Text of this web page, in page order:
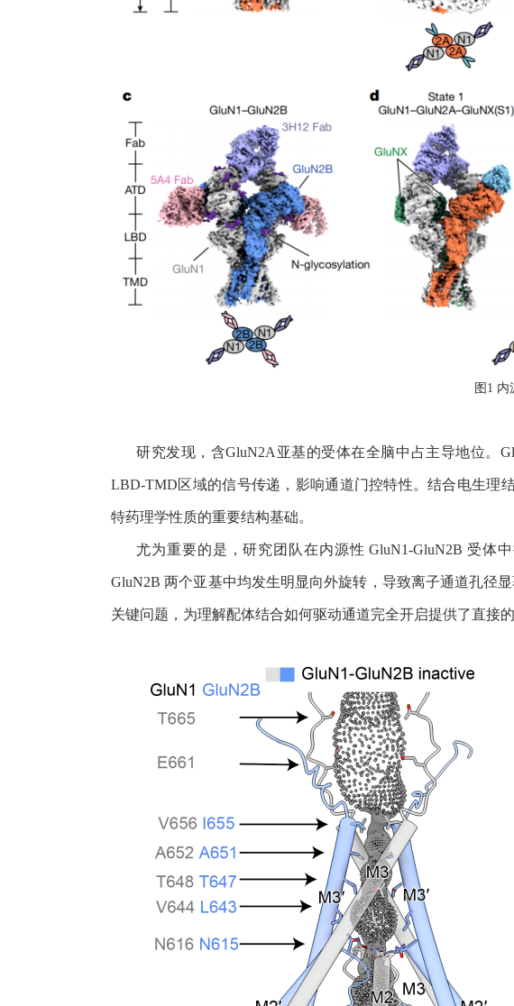
图 1 内
研究发现，含GluN2A 亚基的受体在全脑中占主导地位。
LBD-TMD区域的信号传递，影响通道门控特性。结合电生理
特药理学性质的重要结构基础。
尤为重要的是，研究团队在内源性GluN1-GluN2B 受体
GluN2B两个亚基中均发生明显向外旋转，导致离子通道孔径
关键问题，为理解配体结合如何驱动通道完全开启提供了直接的